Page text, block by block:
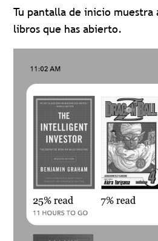
Tu pantalla de inicio
libros que has abierto.